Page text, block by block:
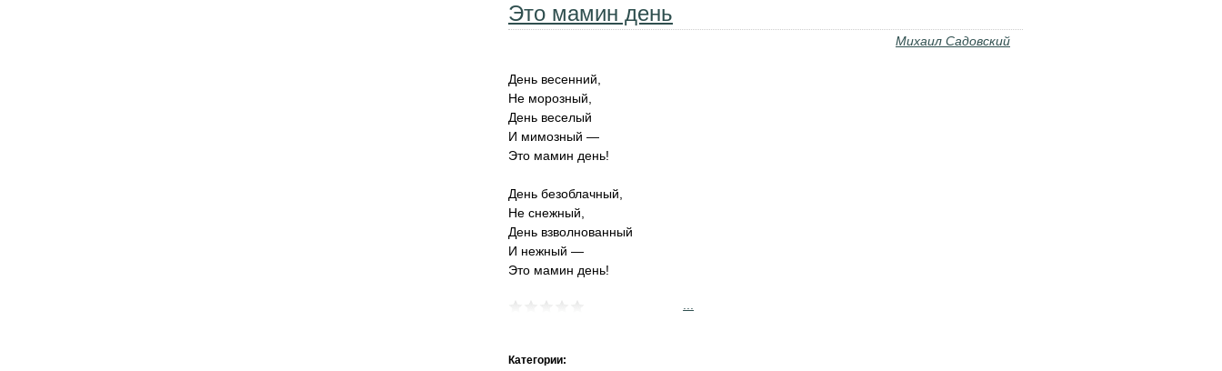
Это мамин день
Михаил Садовский
День весенний,
Не морозный,
День веселый
И мимозный —
Это мамин день!
День безоблачный,
Не снежный,
День взволнованный
И нежный —
Это мамин день!
Категории: